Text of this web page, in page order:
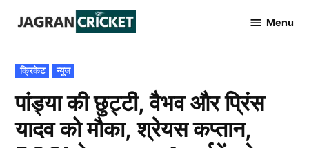
content
Cricket
Menu
POSTED
IN
क्रिकेट न्यूज
पांड्या की छुट्टी, वैभव और प्रिंस
यादव को मौका, श्रेयस कप्तान,